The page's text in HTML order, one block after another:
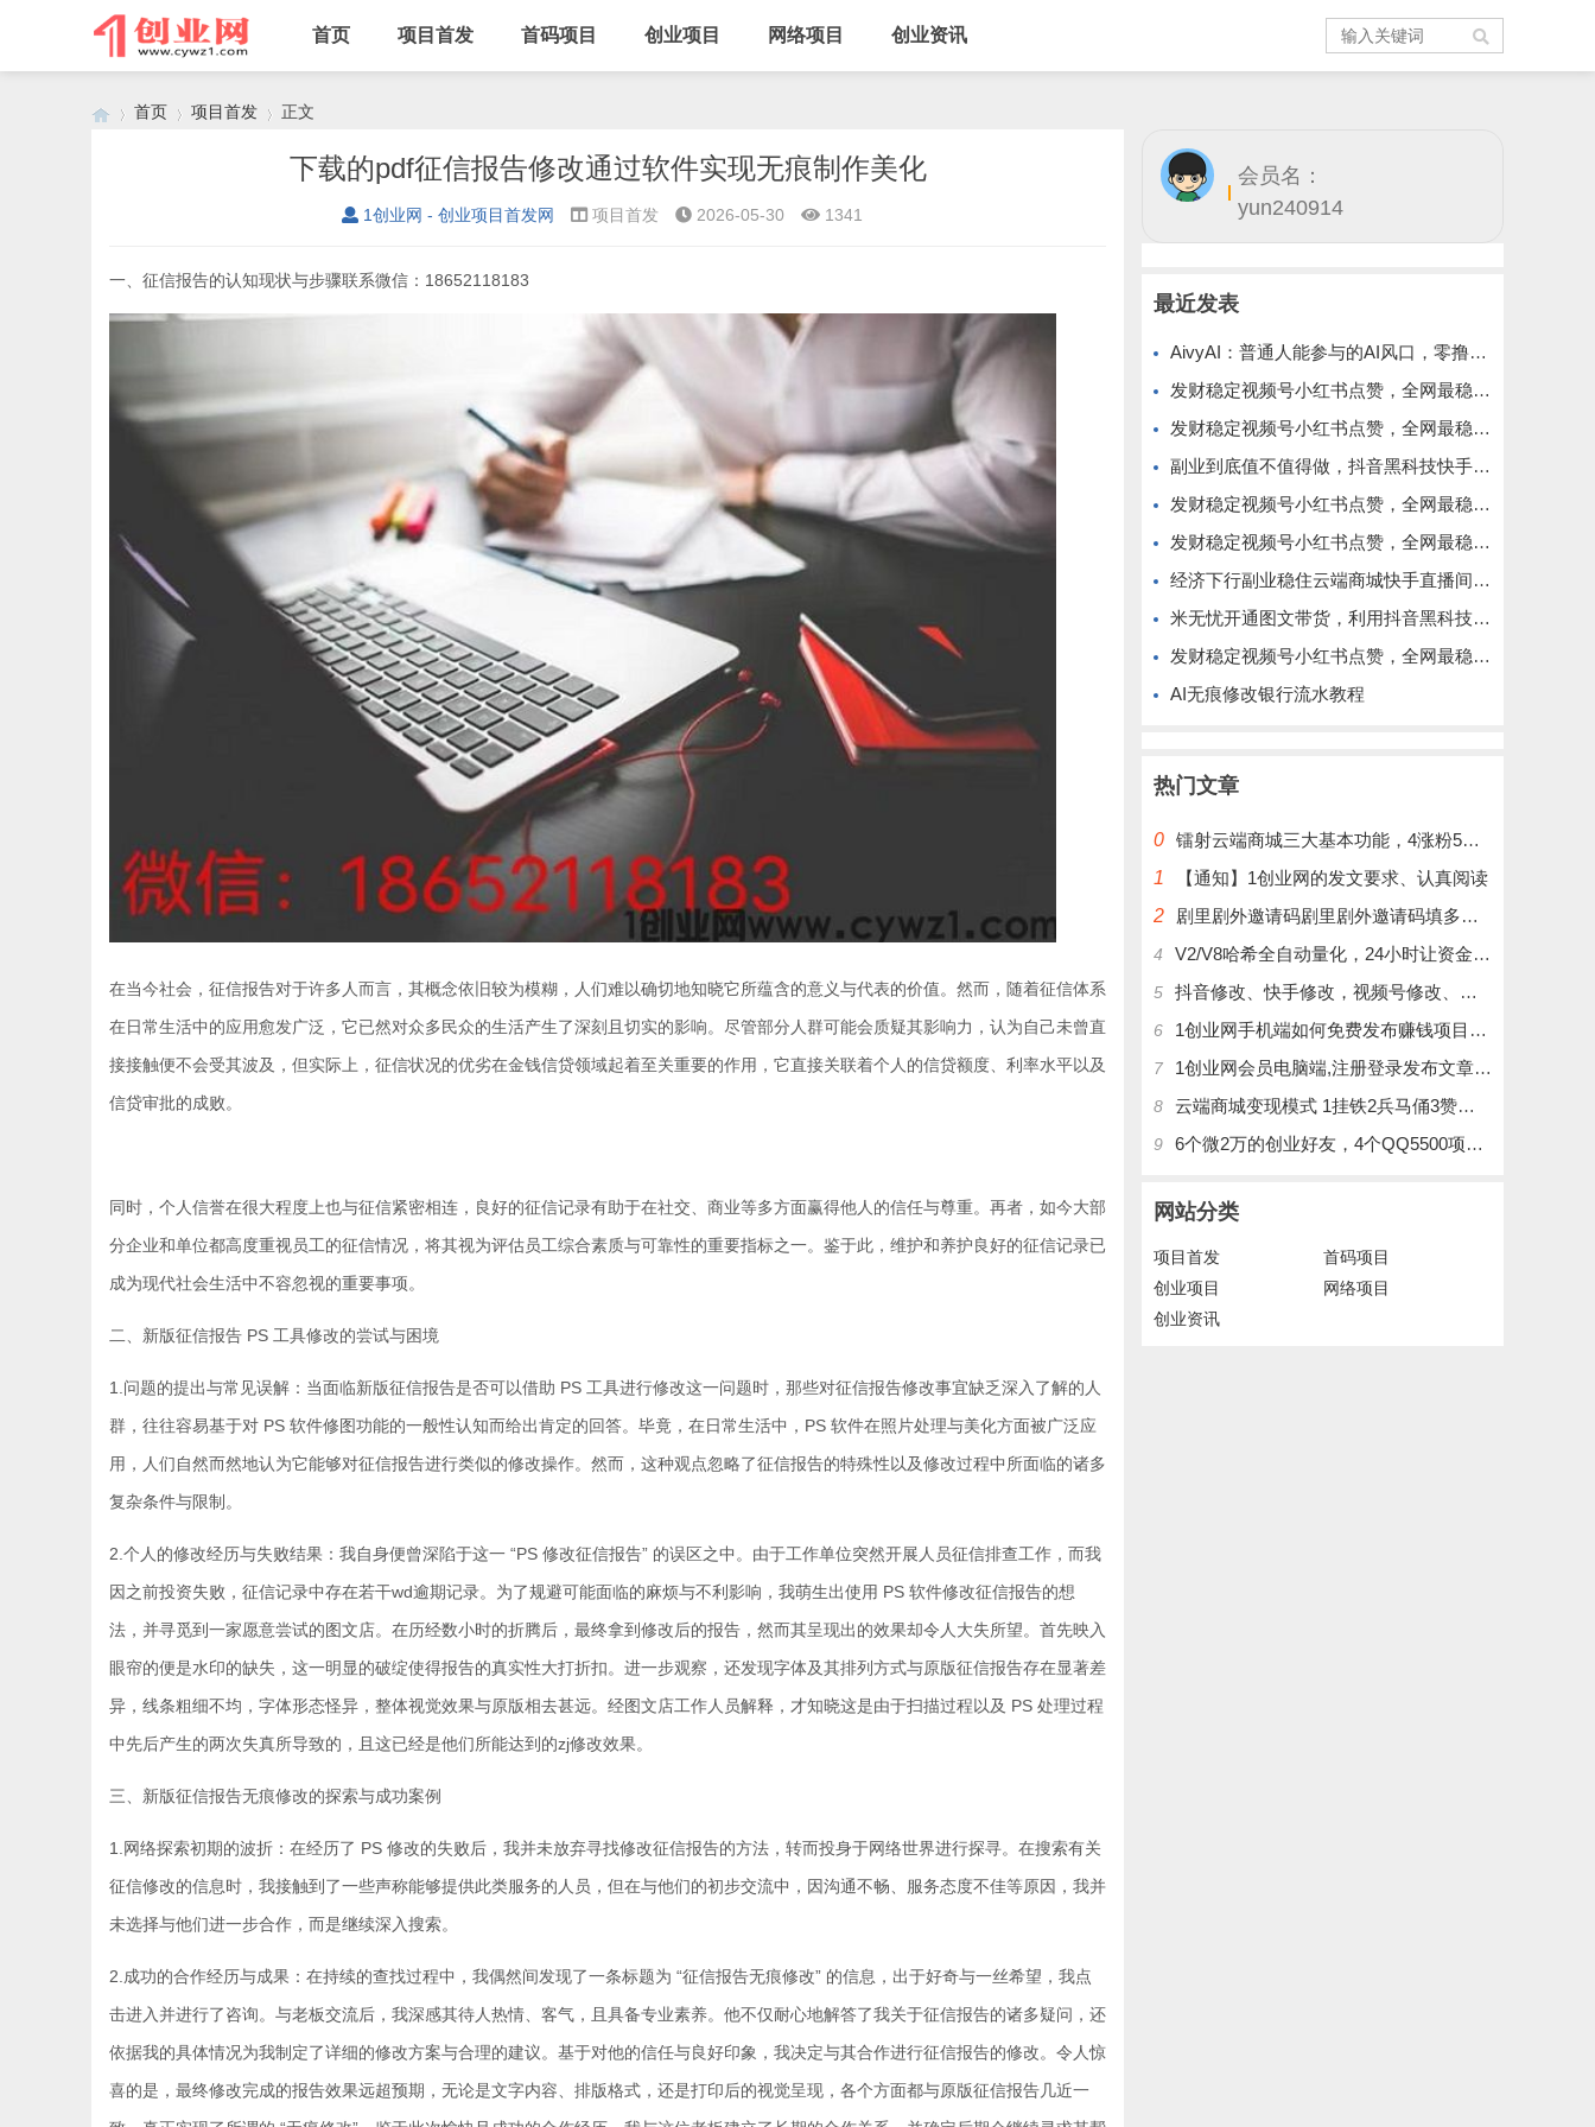
首页 项目首发 首码项目 创业项目 网络项目 创业资讯
首页 项目首发 正文
下载的pdf征信报告修改通过软件实现无痕制作美化
1创业网 - 创业项目首发网 项目首发 2026-05-30 1341
一、征信报告的认知现状与步骤联系微信：18652118183
在当今社会，征信报告对于许多人而言，其概念依旧较为模糊，人们难以确切地知晓它所蕴含的意义与代表的价值。然而，随着征信体系
在日常生活中的应用愈发广泛，它已然对众多民众的生活产生了深刻且切实的影响。尽管部分人群可能会质疑其影响力，认为自己未曾直
接接触便不会受其波及，但实际上，征信状况的优劣在金钱信贷领域起着至关重要的作用，它直接关联着个人的信贷额度、利率水平以及
信贷审批的成败。
同时，个人信誉在很大程度上也与征信紧密相连，良好的征信记录有助于在社交、商业等多方面赢得他人的信任与尊重。再者，如今大部
分企业和单位都高度重视员工的征信情况，将其视为评估员工综合素质与可靠性的重要指标之一。鉴于此，维护和养护良好的征信记录已
成为现代社会生活中不容忽视的重要事项。
二、新版征信报告 PS 工具修改的尝试与困境
1.问题的提出与常见误解：当面临新版征信报告是否可以借助 PS 工具进行修改这一问题时，那些对征信报告修改事宜缺乏深入了解的人
群，往往容易基于对 PS 软件修图功能的一般性认知而给出肯定的回答。毕竟，在日常生活中，PS 软件在照片处理与美化方面被广泛应
用，人们自然而然地认为它能够对征信报告进行类似的修改操作。然而，这种观点忽略了征信报告的特殊性以及修改过程中所面临的诸多
复杂条件与限制。
2.个人的修改经历与失败结果：我自身便曾深陷于这一 “PS 修改征信报告” 的误区之中。由于工作单位突然开展人员征信排查工作，而我
因之前投资失败，征信记录中存在若干wd逾期记录。为了规避可能面临的麻烦与不利影响，我萌生出使用 PS 软件修改征信报告的想
法，并寻觅到一家愿意尝试的图文店。在历经数小时的折腾后，最终拿到修改后的报告，然而其呈现出的效果却令人大失所望。首先映入
眼帘的便是水印的缺失，这一明显的破绽使得报告的真实性大打折扣。进一步观察，还发现字体及其排列方式与原版征信报告存在显著差
异，线条粗细不均，字体形态怪异，整体视觉效果与原版相去甚远。经图文店工作人员解释，才知晓这是由于扫描过程以及 PS 处理过程
中先后产生的两次失真所导致的，且这已经是他们所能达到的zj修改效果。
三、新版征信报告无痕修改的探索与成功案例
1.网络探索初期的波折：在经历了 PS 修改的失败后，我并未放弃寻找修改征信报告的方法，转而投身于网络世界进行探寻。在搜索有关
征信修改的信息时，我接触到了一些声称能够提供此类服务的人员，但在与他们的初步交流中，因沟通不畅、服务态度不佳等原因，我并
未选择与他们进一步合作，而是继续深入搜索。
2.成功的合作经历与成果：在持续的查找过程中，我偶然间发现了一条标题为 “征信报告无痕修改” 的信息，出于好奇与一丝希望，我点
击进入并进行了咨询。与老板交流后，我深感其待人热情、客气，且具备专业素养。他不仅耐心地解答了我关于征信报告的诸多疑问，还
依据我的具体情况为我制定了详细的修改方案与合理的建议。基于对他的信任与良好印象，我决定与其合作进行征信报告的修改。令人惊
喜的是，最终修改完成的报告效果远超预期，无论是文字内容、排版格式，还是打印后的视觉呈现，各个方面都与原版征信报告几近一
会员名：
yun240914
最近发表
AivyAI：普通人能参与的AI风口，零撸AVAX，首码上线速度上车！
发财稳定视频号小红书点赞，全网最稳定绿色的项目，价格拉满的哦
发财稳定视频号小红书点赞，全网最稳定绿色的项目，今年再加油
副业到底值不值得做，抖音黑科技快手上人涨粉云端商城真能逆袭赚钱
发财稳定视频号小红书点赞，全网最稳定绿色的项目，完美来拉新
发财稳定视频号小红书点赞，全网最稳定绿色的项目，完全自动了
经济下行副业稳住云端商城快手直播间挂铁涨粉丝抖音黑科技实操
米无忧开通图文带货，利用抖音黑科技商城快速涨粉1000+，单日变现2W！
发财稳定视频号小红书点赞，全网最稳定绿色的项目，完美自动了
AI无痕修改银行流水教程
热门文章
0 镭射云端商城三大基本功能，4涨粉5涨播放量6挂铁，为你揭开真实的面纱!
1
【通知】1创业网的发文要求、认真阅读
2
剧里剧外邀请码剧里剧外邀请码填多少呢？
4 V2/V8哈希全自动量化，24小时让资金为你打工！
5 抖音修改、快手修改，视频号修改、大屏修改|橱窗修改|抖店修改|、招代理可单独购买
6 1创业网手机端如何免费发布赚钱项目文章
7 1创业网会员电脑端,注册登录发布文章,操作介绍
8 云端商城变现模式 1挂铁2兵马俑3赞刷4涨粉，带你玩.赚风口项日
9 6个微2万的创业好友，4个QQ5500项目好友，QQ每天在线人数2400人、承接朋友圈广告投放
网站分类
项目首发
首码项目
创业项目
网络项目
创业资讯